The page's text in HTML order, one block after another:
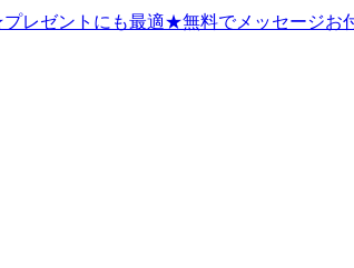
ゼントにも最適★無料でメッセージお